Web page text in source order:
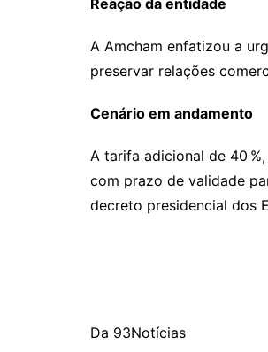
A Amcham enfatizou a
preservar relações
Cenário em andamento
A tarifa adicional de 40
com prazo de validade
decreto presidencial dos
Da 93Notícias